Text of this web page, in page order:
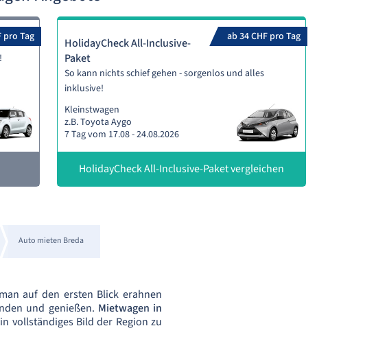
pro Tag ab 34 CHF pro Tag
HolidayCheck All-Inclusive-
Paket
So kann nichts schief gehen - sorgenlos und alles
inklusive!
Kleinstwagen
z.B. Toyota Aygo
7 Tag vom 17.08 - 24.08.2026
HolidayCheck All-Inclusive-Paket vergleichen
Auto mieten Breda
auf den ersten Blick erahnen
und genießen. Mietwagen in
vollständiges Bild der Region zu